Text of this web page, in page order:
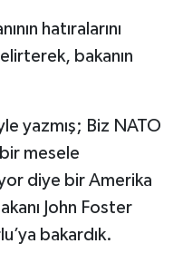
hatıralarını
bakanın
yazmış; Biz NATO
mesele
diye bir Amerika
John Foster
bakardık.